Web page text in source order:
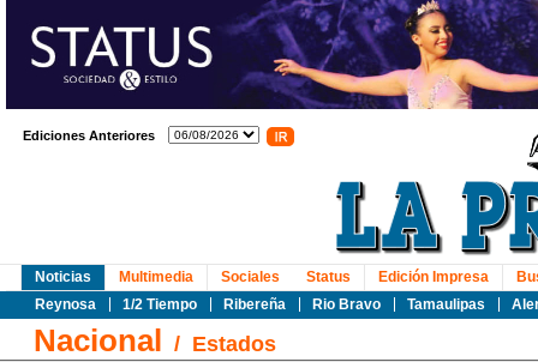
Ediciones Anteriores
Noticias
Reynosa
1/2 Tiempo Ribereña Rio Bravo Tamaulipas
Multimedia Sociales Status Edición Impresa
Nacional / Estados